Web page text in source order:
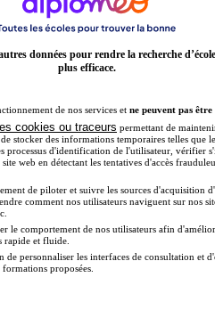
Sainte-Ursule
étudiants à faire le bon choix.
données pour rendre la recherche
plus efficace.
de nos services et ne peuvent pas être
cookies ou traceurs permettant de
stocker des informations temporaires telles que
processus d'identification de l'utilisateur, vérifier
web en détectant les tentatives d'accès
de piloter et suivre les sources d'acquisition
comment nos utilisateurs naviguent sur nos
le comportement de nos utilisateurs afin
rapide et fluide.
de personnaliser les interfaces de consultation et
proposées.